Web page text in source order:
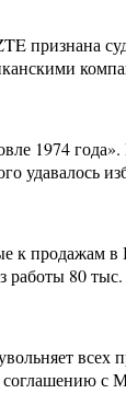
1974
удавалось
к продажам
работы 80 тыс.
с